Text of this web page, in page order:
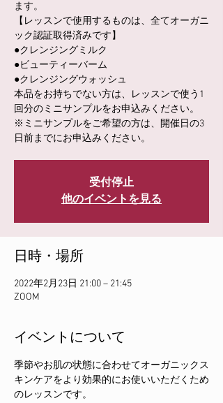
ます。
【レッスンで使用するものは、全てオーガニ
ック認証取得済みです】
●クレンジングミルク
●ビューティーバーム
●クレンジングウォッシュ
本品をお持ちでない方は、レッスンで使う1
回分のミニサンプルをお申込みください。
※ミニサンプルをご希望の方は、開催日の3
日前までにお申込みください。
受付停止
他のイベントを見る
日時・場所
2022年2月23日 21:00 – 21:45
ZOOM
イベントについて
季節やお肌の状態に合わせてオーガニックス
キンケアをより効果的にお使いいただくため
のレッスンです。